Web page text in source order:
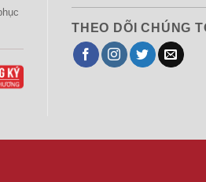
THEO DÕI CHÚNG